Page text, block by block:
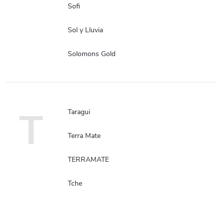
Sofi
Sol y Lluvia
Solomons Gold
T Taragui
Terra Mate
TERRAMATE
Tche